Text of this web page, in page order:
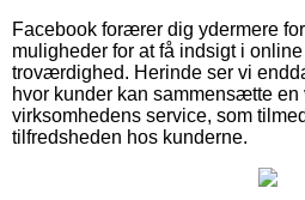
Facebook forærer dig ydermere
muligheder for at få indsigt i
troværdighed. Herinde ser vi
hvor kunder kan sammensætte en
virksomhedens service, som
tilfredsheden hos kunderne.